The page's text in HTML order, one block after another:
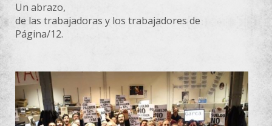
Un abrazo,
de las trabajadoras y los trabajadores de
Página/12.